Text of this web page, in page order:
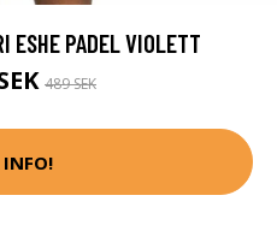
ESHE PADEL VIOLETT
489 SEK
INFO!